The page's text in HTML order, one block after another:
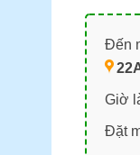
Đến
Giờ
Đặt